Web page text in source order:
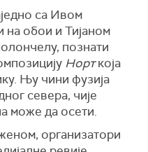
са Ивом
на обои и Тијаном
познати
Норткоја
Њу чини фузија
севера, чије
може да осети.
организатори